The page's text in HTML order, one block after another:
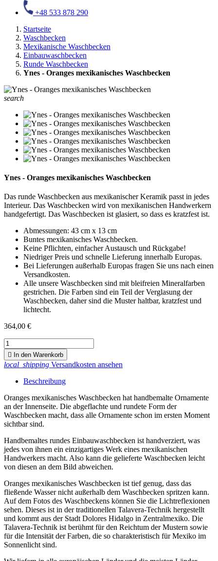
+48 533 878 290
Startseite
Waschbecken
Mexikanische Waschbecken
Einbauwaschbecken
Runde Waschbecken
Ynes - Oranges mexikanisches Waschbecken
search
Ynes - Oranges mexikanisches Waschbecken
Das runde Waschbecken aus mexikanischer Keramik passt in jedes
Interieur. Das Waschbecken wird von mexikanischen Handwerkern
handgefertigt. Das Waschbecken ist glasiert, so dass es kratzfest ist.
Abmessungen: 43 cm x 13 cm
Buntes mexikanisches Waschbecken.
Keine Pflichten, einfacher Austausch und Rückgabe!
Niedriger Preis und schnelle Lieferung innerhalb Europas.
Bei Lieferungen außerhalb Europas fragen Sie uns nach einen
Versandkosten.
Alle unsere Waschbecken sind mit bleifreien Mineralfarben
gestrichen. Die Farben sind ein Teil der Verglasung der
Waschbecken, daher sind die Muster haltbar, kratzfest und
lichtecht.
364,00 €
 In den Warenkorb
local_shipping Versandkosten ansehen
Beschreibung
Oranges mexikanisches Waschbecken hat handbemalte Ornamente
an der Innenseite. Die abgeflachte und rundete Form der
Waschbecken macht, dass alle Ornamente schon im ersten Moment
sichtbar sind.
Handbemaltes rundes Einbauwaschbecken ist handverziert, was
jedes von ihnen ein einzigartiges Werk eines mexikanischen
Handwerkers macht. Also kann die gelieferte Waschbecken leicht
von diesen an dem Bild abweichen.
Oranges mexikanisches Waschbecken ist tief genug, dass das
fließende Wasser nicht außerhalb dem Waschbecken spritzen kann.
Auf dem Fotos des Waschbeckens können Sie die Lichtreflexionen
sehen. Dieses ist in der traditionellen Talavera-Technik hergestellt
und kommt aus der Stadt Dolores Hidalgo in Zentralmexiko. Die
Talavera-Technik ist berühmt für den Reichtum der Mustern sowie
für die Intensität der Farben, die so charakteristisch für Mexiko im
Sonnenlicht sind.